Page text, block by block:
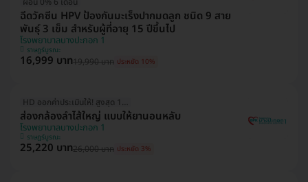
ฉีดวัคซีน HPV ป้องกันมะเร็งปากมดลูก ชนิด 9 สาย
พันธุ์ 3 เข็ม สำหรับผู้ที่อายุ 15 ปีขึ้นไป
โรงพยาบาลบางปะกอก 1
ราษฎร์บูรณะ
16,999 บาท19,990 บาท ประหยัด 10%
HD ออกค่าประเมินให้! สูงสุด 1500 บ.
ส่องกล้องลำไส้ใหญ่ แบบให้ยานอนหลับ
โรงพยาบาลบางปะกอก 1
ราษฎร์บูรณะ
25,220 บาท26,000 บาท ประหยัด 3%